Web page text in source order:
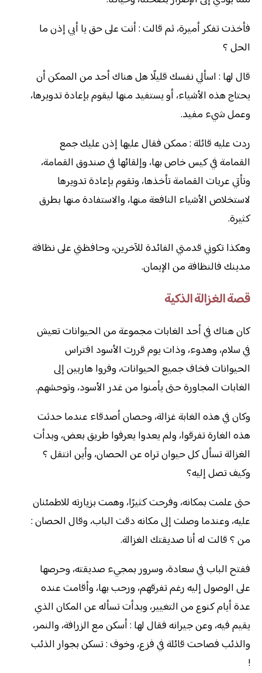
فأخذت تفكر أميرة، ثم قالت : أنت على حق يا أبي إذن ما
الحل ؟
قال لها : اسألي نفسك قليلًا هل هناك أحد من الممكن أن
يحتاج هذه الأشياء، أو يستفيد منها ليقوم بإعادة تدويرها،
وعمل شيء مفيد.
ردت عليه قائلة : ممكن فقال عليها إذن عليك جمع
القمامة في كيس خاص بها، وإلقائها في صندوق القمامة،
وتأتي عربات القمامة تأخذها، وتقوم بإعادة تدويرها
لاستخلاص الأشياء النافعة منها، والاستفادة منها بطرق
كثيرة.
وهكذا تكوني قدمتي الفائدة للآخرين، وحافظتي على نظافة
مدينك فالنظافة من الإيمان.
قصة الغزالة الذكية
كان هناك في أحد الغابات مجموعة من الحيوانات تعيش
في سلام، وهدوء، وذات يوم قررت الأسود افتراس
الحيوانات فخاف جميع الحيوانات، وفروا هاربين إلى
الغابات المجاورة حتى يأمنوا من غدر الأسود، وتوحشهم.
وكان في هذه الغابة غزالة، وحصان أصدقاء عندما حدثت
هذه الغارة تفرقوا، ولم يعدوا يعرفوا طريق بعض، وبدأت
الغزالة تسأل كل حيوان تراه عن الحصان، وأين انتقل ؟
وكيف تصل إليه؟
حتى علمت بمكانه، وفرحت كثيرًا، وهمت بزيارته للاطمئنان
عليه، وعندما وصلت إلى مكانه دقت الباب، وقال الحصان :
من ؟ قالت له أنا صديقتك الغزالة.
ففتح الباب في سعادة، وسرور بمجيء صديقته، وحرصها
على الوصول إليه رغم تفرقهم، ورحب بها، وأقامت عنده
عدة أيام كنوع من التغيير، وبدأت تسأله عن المكان الذي
يقيم فيه، وعن جيرانه فقال لها : أسكن مع الزرافة، والنمر،
والذئب فصاحت قائلة في فزع، وخوف : تسكن بجوار الذئب
!